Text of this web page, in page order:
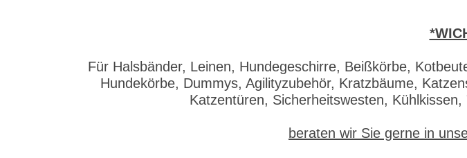
Für Halsbänder, Leinen, Hundegeschirre, Beißkörbe,
Hundekörbe, Dummys, Agilityzubehör, Kratzbäume,
Katzentüren, Sicherheitswesten,
beraten wir Sie gerne in